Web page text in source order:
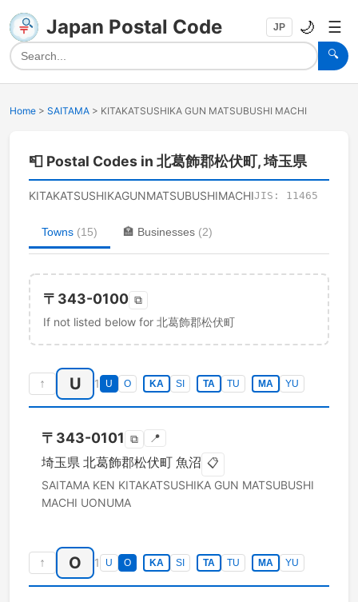
Japan Postal Code
🔍
JP 🌙 ☰
Home > SAITAMA > KITAKATSUSHIKA GUN MATSUBUSHI MACHI
📮 Postal Codes in 北葛飾郡松伏町, 埼玉県
KITAKATSUSHIKAGUNMATSUBUSHIMACHIJIS: 11465
Towns (15) 🏣 Businesses (2)
〒 343-0100 ⧉
If not listed below for 北葛飾郡松伏町
↑ U 1 U O KA SI TA TU MA YU
〒 343-0101 ⧉ 📍
埼玉県 北葛飾郡松伏町 魚沼 📋
SAITAMA KEN KITAKATSUSHIKA GUN MATSUBUSHI
MACHI UONUMA
↑ O 1 U O KA SI TA TU MA YU